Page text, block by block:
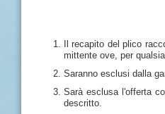
Il recapito del plico
mittente ove, per
Saranno esclusi dalla
Sarà esclusa l'offerta
descritto.